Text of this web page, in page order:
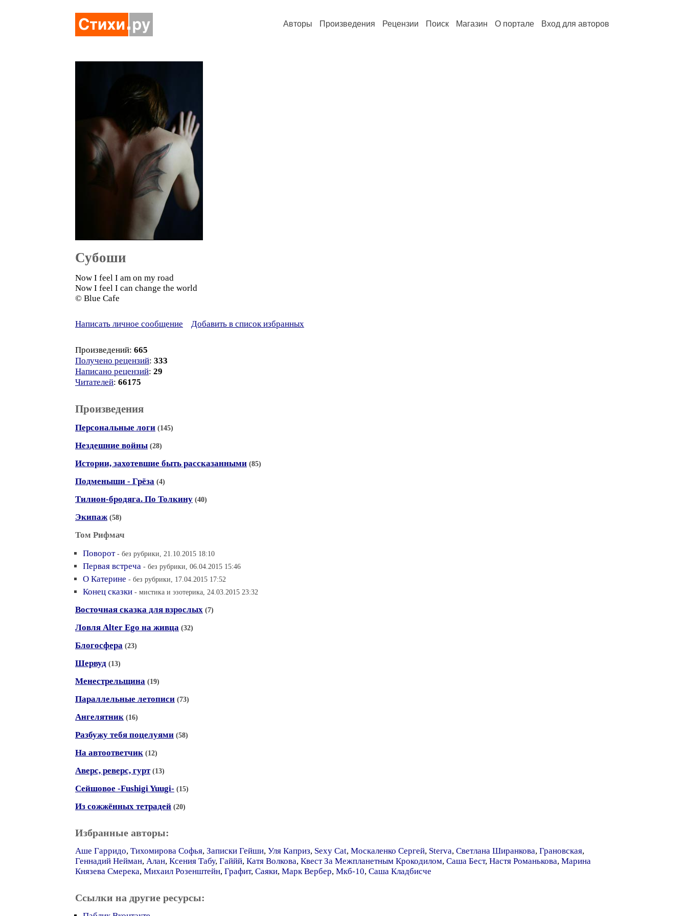
Авторы Произведения Рецензии Поиск Магазин О портале Вход для авторов
Субоши
Now I feel I am on my road
Now I feel I can change the world
© Blue Cafe
Написать личное сообщение Добавить в список избранных
Произведений: 665
Получено рецензий: 333
Написано рецензий: 29
Читателей: 66175
Произведения
Персональные логи (145)
Нездешние войны (28)
Истории, захотевшие быть рассказанными (85)
Подменыши - Грёза (4)
Тилион-бродяга. По Толкину (40)
Экипаж (58)
Том Рифмач
Поворот - без рубрики, 21.10.2015 18:10
Первая встреча - без рубрики, 06.04.2015 15:46
О Катерине - без рубрики, 17.04.2015 17:52
Конец сказки - мистика и эзотерика, 24.03.2015 23:32
Восточная сказка для взрослых (7)
Ловля Alter Ego на живца (32)
Блогосфера (23)
Шервуд (13)
Менестрельщина (19)
Параллельные летописи (73)
Ангелятник (16)
Разбужу тебя поцелуями (58)
На автоответчик (12)
Аверс, реверс, гурт (13)
Сейшовое -Fushigi Yuugi- (15)
Из сожжённых тетрадей (20)
Избранные авторы:
Аше Гарридо, Тихомирова Софья, Записки Гейши, Уля Каприз, Sexy Cat, Москаленко Сергей, Sterva, Светлана Ширанкова, Грановская,
Геннадий Нейман, Алан, Ксения Табу, Гаййй, Катя Волкова, Квест За Межпланетным Крокодилом, Саша Бест, Настя Романькова, Марина
Князева Смерека, Михаил Розенштейн, Графит, Саяки, Марк Вербер, Мкб-10, Саша Кладбисче
Ссылки на другие ресурсы: